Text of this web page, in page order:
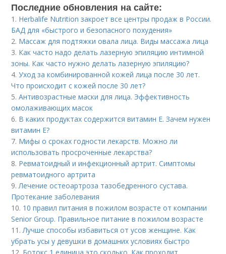
Последние обновления на сайте:
1. Herbalife Nutrition закроет все центры продаж в России.
БАД для «быстрого и безопасного похудения»
2. Массаж для подтяжки овала лица. Виды массажа лица
3. Как часто надо делать лазерную эпиляцию интимной
зоны. Как часто нужно делать лазерную эпиляцию?
4.Уход за комбинированной кожей лица после 30 лет.
Что происходит с кожей после 30 лет?
5.Антивозрастные маски для лица. Эффективность
омолаживающих масок
6. В каких продуктах содержится витамин Е. Зачем нужен
витамин Е?
7. Мифы о сроках годности лекарств. Можно ли
использовать просроченные лекарства?
8. Ревматоидный и инфекционный артрит. Симптомы
ревматоидного артрита
9.Лечение остеоартроза тазобедренного сустава.
Протекание заболевания
10. 10 правил питания в пожилом возрасте от компании
Senior Group. Правильное питание в пожилом возрасте
11.Лучше способы избавиться от усов женщине. Как
убрать усы у девушки в домашних условиях быстро